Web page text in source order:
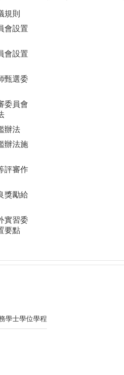
規則
會設置
會設置
甄選委
委員會
辦法
辦法施
評審作
獎勵給
實習委
要點
學士學位學程